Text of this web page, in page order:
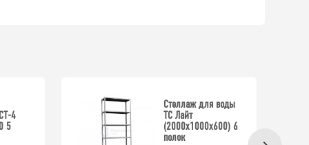
4
5
Стеллаж для воды
ТС Лайт
(2000x1000x600) 6
полок